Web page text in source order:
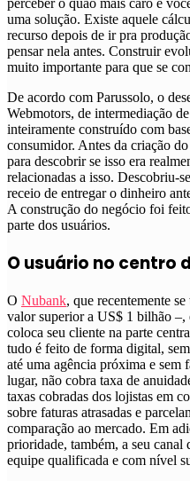
perceber o quão mais caro é
uma solução. Existe aquele
recurso depois de ir pra
pensar nela antes. Construir
muito importante para que se
De acordo com Parussolo, o
Webmotors, de intermediação
inteiramente construído com
consumidor. Antes da criação
para descobrir se isso era
relacionadas a isso. Descobriu-
receio de entregar o dinheiro
A construção do negócio foi
parte dos usuários.
O usuário no centro
O Nubank, que recentemente
valor superior a US$ 1 bilhão –,
coloca seu cliente na parte
tudo é feito de forma digital,
até uma agência próxima e sem
lugar, não cobra taxa de
taxas cobradas dos lojistas em
sobre faturas atrasadas e
comparação ao mercado. Em
prioridade, também, a seu
equipe qualificada e com nível